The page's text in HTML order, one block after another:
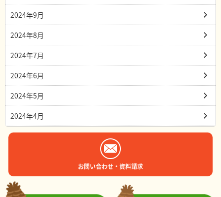
2024年9月
2024年8月
2024年7月
2024年6月
2024年5月
2024年4月
お問い合わせ・資料請求